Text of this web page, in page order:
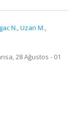
N.,Uzan M.,
28 Ağustos - 01